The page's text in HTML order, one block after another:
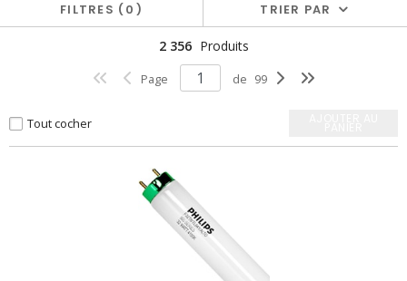
FILTRES 0 TRIER PAR
2 356 Produits
Page de 99
Tout cocher